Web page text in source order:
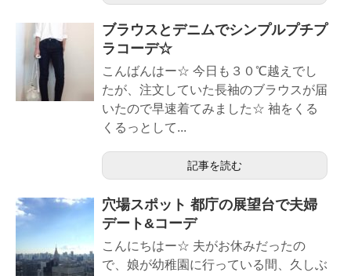
ブラウスとデニムでシンプルプチプ
ラコーデ☆
こんばんはー☆ 今日も３０℃越えでし
たが、注文していた長袖のブラウスが届
いたので早速着てみました☆ 袖をくる
くるっとして...
記事を読む
穴場スポット 都庁の展望台で夫婦
デート&コーデ
こんにちはー☆ 夫がお休みだったの
で、娘が幼稚園に行っている間、久しぶ